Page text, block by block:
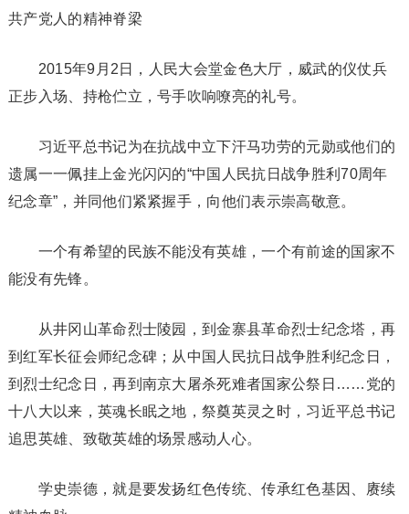
共产党人的精神脊梁
2015年9月2日，人民大会堂金色大厅，威武的仪仗兵
正步入场、持枪伫立，号手吹响嘹亮的礼号。
习近平总书记为在抗战中立下汗马功劳的元勋或他们的
遗属一一佩挂上金光闪闪的“中国人民抗日战争胜利70周年
纪念章”，并同他们紧紧握手，向他们表示崇高敬意。
一个有希望的民族不能没有英雄，一个有前途的国家不
能没有先锋。
从井冈山革命烈士陵园，到金寨县革命烈士纪念塔，再
到红军长征会师纪念碑；从中国人民抗日战争胜利纪念日，
到烈士纪念日，再到南京大屠杀死难者国家公祭日……党的
十八大以来，英魂长眠之地，祭奠英灵之时，习近平总书记
追思英雄、致敬英雄的场景感动人心。
学史崇德，就是要发扬红色传统、传承红色基因、赓续